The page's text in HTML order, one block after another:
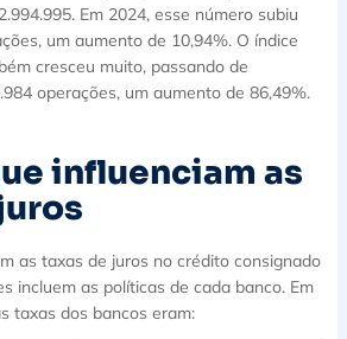
Em 2024, esse número subiu
um aumento de 10,94%. O índice
cresceu muito, passando de
operações, um aumento de 86,49%.
influenciam as
as taxas de juros no crédito consignado
incluem as políticas de cada banco. Em
taxas dos bancos eram: